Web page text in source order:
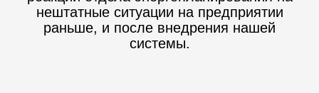
нештатные ситуации на предприятии
раньше, и после внедрения нашей
системы.